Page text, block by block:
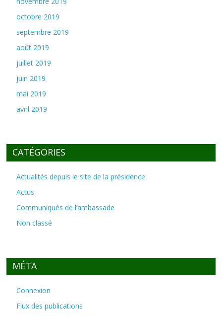
octobre 2019
septembre 2019
août 2019
juillet 2019
juin 2019
mai 2019
avril 2019
CATÉGORIES
Actualités depuis le site de la présidence
Actus
Communiqués de l’ambassade
Non classé
MÉTA
Connexion
Flux des publications